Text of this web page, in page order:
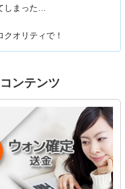
しまった…
オリティで！
ンテンツ